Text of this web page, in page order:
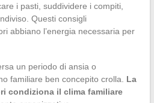
i pasti, suddividere i compiti,
Questi consigli
abbiano l’energia necessaria per
un periodo di ansia o
familiare ben concepito crolla. La
condiziona il clima familiare